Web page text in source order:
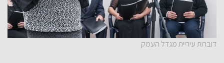
דוברות עיריית מגדל העמק